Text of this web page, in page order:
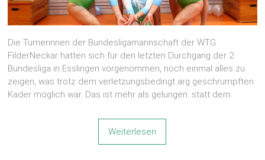
Die Turnerinnen der Bundesligamannschaft der WTG
FilderNeckar hatten sich für den letzten Durchgang der 2.
Bundesliga in Esslingen vorgenommen, noch einmal alles zu
zeigen, was trotz dem verletzungsbedingt arg geschrumpften
Kader möglich war. Das ist mehr als gelungen: statt dem
Weiterlesen